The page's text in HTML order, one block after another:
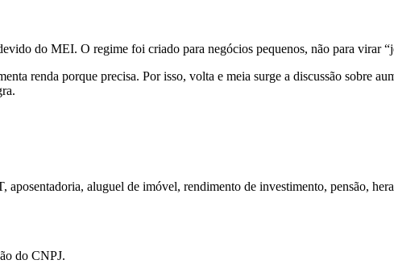
do MEI. O regime foi criado para negócios pequenos, não para virar
renda porque precisa. Por isso, volta e meia surge a discussão sobre
aluguel de imóvel, rendimento de investimento, pensão,
do CNPJ.